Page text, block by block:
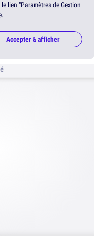
lien "Paramètres de Gestion
Accepter & afficher